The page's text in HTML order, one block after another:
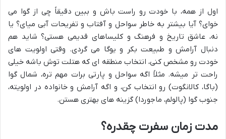
اول از همه، با خودت رو راست باش و ببین دقیقاً چی از گوا می
خوای؟ آیا بیشتر به خاطر سواحل و آفتاب و تفریحات آبی میای؟ یا
نه، عاشق تاریخ و فرهنگ و کلیساهای قدیمی هستی؟ شاید هم
دنبال آرامش و طبیعت بکر و یوگا می گردی. وقتی اولویت های
خودت رو مشخص کنی، انتخاب منطقه ای که هتلت توش باشه خیلی
راحت تر میشه. مثلاً اگه سواحل و پارتی برات مهم تره، شمال گوا
(باگا، کالانگوت) رو انتخاب کن، و اگه آرامش و خانواده در اولویته،
جنوب گوا (پالولم، ماجوردا) گزینه های بهتری هستن.
مدت زمان سفرت چقدره؟